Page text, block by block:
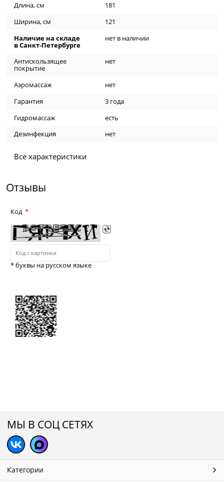
Длина, см
181
Ширина, см
121
Наличие на складе
в Санкт-Петербурге
нет в наличии
Антискользящее
покрытие
нет
Аэромассаж
нет
Гарантия
3 года
Гидромассаж
есть
Дезинфекция
нет
Все характеристики
Отзывы
Код
* буквы на русском языке
МЫ В СОЦ СЕТЯХ
Категории